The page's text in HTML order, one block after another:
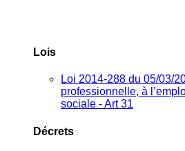
Lois
Loi 2014-288 du 05/03/
professionnelle, à
sociale - Art 31
Décrets